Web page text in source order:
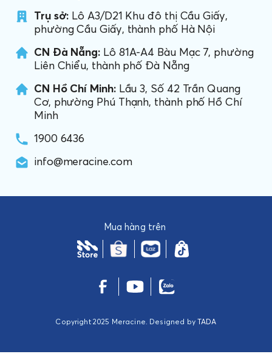
Trụ sở: Lô A3/D21 Khu đô thị Cầu Giấy,
phường Cầu Giấy, thành phố Hà Nội
CN Đà Nẵng: Lô 81A-A4 Bàu Mạc 7, phường
Liên Chiểu, thành phố Đà Nẵng
CN Hồ Chí Minh:Lầu 3, Số 42 Trần Quang
Cơ, phường Phú Thạnh, thành phố Hồ Chí
Minh
1900 6436
info@meracine.com
Copyright 2025 Meracine. Designed by TADA
Mua hàng trên